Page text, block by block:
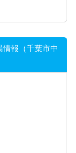
報（千葉市中